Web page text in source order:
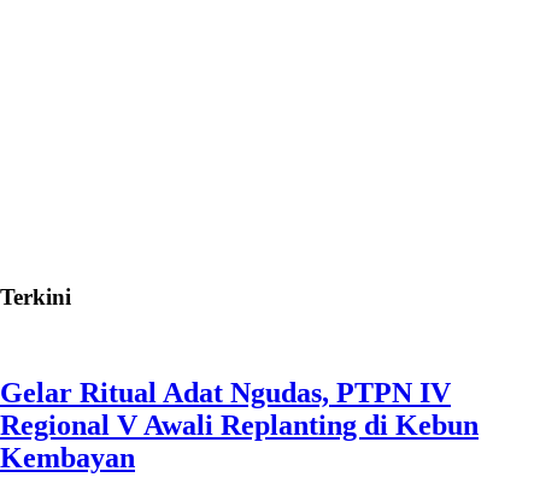
Terkini
Gelar Ritual Adat Ngudas, PTPN IV
Regional V Awali Replanting di Kebun
Kembayan